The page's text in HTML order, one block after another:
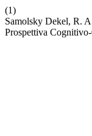
(1)
Samolsky Dekel, R.
Prospettiva